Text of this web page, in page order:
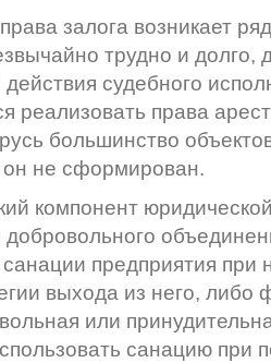
залога возникает
трудно и долго,
судебного
реализовать права
большинство
он не сформирован.
компонент
предприятия при
выхода из него,
или
санацию при